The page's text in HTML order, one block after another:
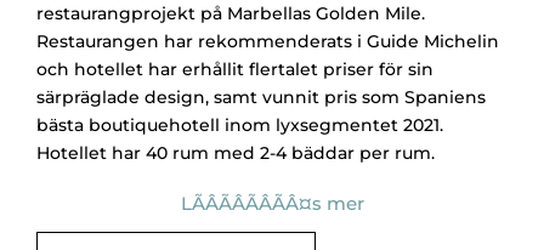
restaurangprojekt på Marbellas Golden Mile.
Restaurangen har rekommenderats i Guide Michelin
och hotellet har erhållit flertalet priser för sin
särpräglade design, samt vunnit pris som Spaniens
bästa boutiquehotell inom lyxsegmentet 2021.
Hotellet har 40 rum med 2-4 bäddar per rum.